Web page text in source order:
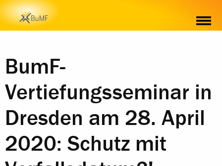
BumF-
Vertiefungsseminar in
Dresden am 28. April
2020: Schutz mit